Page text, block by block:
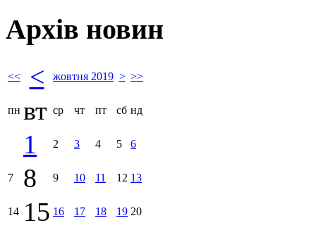
Архів новин
<< < жовтня 2019 > >>
пн вт ср чт пт сб нд
1 2 3 4 5 6
7 8 9 10 11 12 13
14 15 16 17 18 19 20